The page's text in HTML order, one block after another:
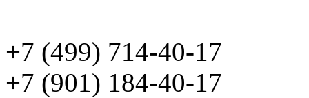
+7 (499) 714-40-17
+7 (901) 184-40-17